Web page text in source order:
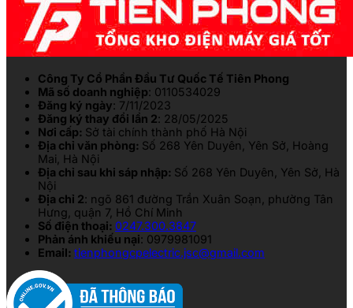
Công Ty Cổ Phần Đầu Tư Quốc Tế Tiên Phong
Mã số doanh nghiệp: 0110534029
Đăng ký ngày: 7/11/2023
Đăng ký thay đổi lần 2: 28/05/2025
Nơi cấp: Sở tài chính thành phố Hà Nội
Địa chỉ văn phòng: Số 268 Yên Duyên, Yên Sở, Hoàng
Mai, Hà Nội
Địa chỉ sau khi sáp nhập: Số 268 Yên Duyên, Yên Sở, Hà
Nội
Địa chỉ 2: ngõ 861 đường Trần Xuân Soạn, phường Tân
Hưng, quận 7, Hồ Chí Minh
Số điện thoại: 0247.300.3847
Phản ánh khiếu nại: 0979981091
Email: tienphongcpelectric.jsc@gmail.com